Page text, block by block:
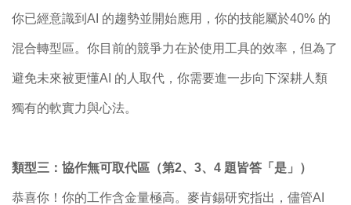
你已經意識到AI 的趨勢並開始應用，你的技能屬於40% 的
混合轉型區。你目前的競爭力在於使用工具的效率，但為了
避免未來被更懂AI 的人取代，你需要進一步向下深耕人類
獨有的軟實力與心法。
類型三：協作無可取代區（第2、3、4 題皆答「是」）
恭喜你！你的工作含金量極高。麥肯錫研究指出，儘管AI